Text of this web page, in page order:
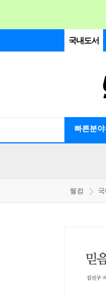
국내도서
빠른분야
웰컴